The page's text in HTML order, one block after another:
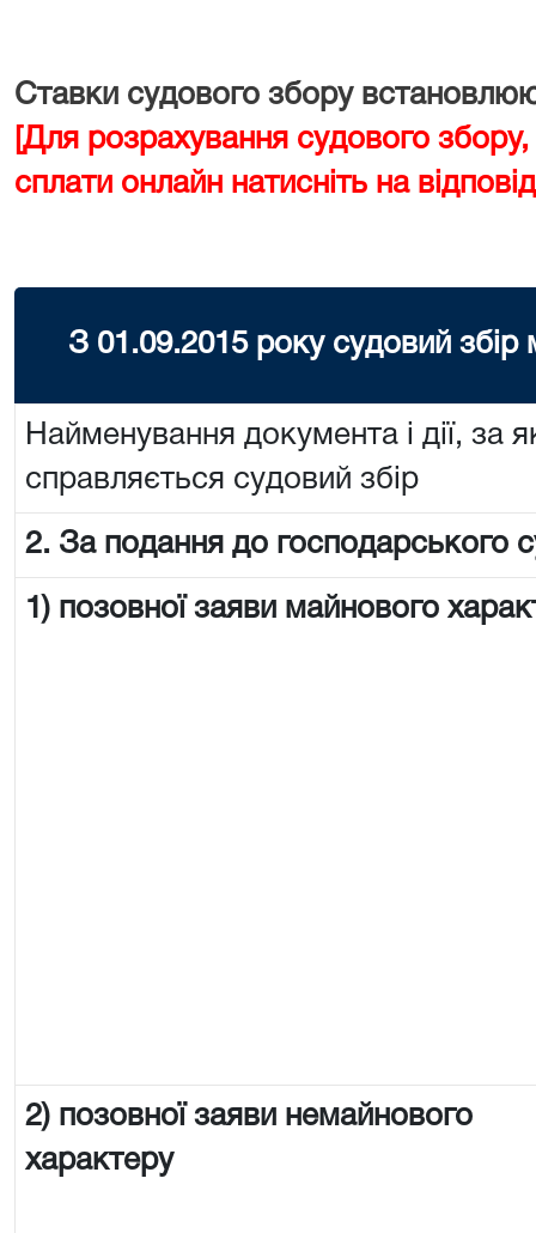
Ставки судового збору
[Для розрахування судового
сплати онлайн натисніть на
З 01.09.2015 року судовий
Найменування документа і дії, за
справляється судовий збір
2. За подання до господарського
1) позовної заяви майнового
2) позовної заяви немайнового
характеру